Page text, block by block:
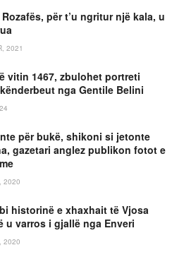
për t’u ngritur një kala, u
2021
vitin 1467, zbulohet portreti
nga Gentile Belini
për bukë, shikoni si jetonte
gazetari anglez publikon fotot e
2020
historinë e xhaxhait të Vjosa
u varros i gjallë nga Enveri
2020